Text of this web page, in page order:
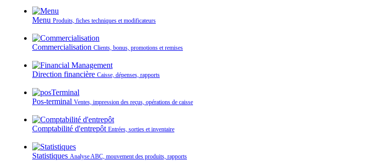
Menu Produits, fiches techniques et modificateurs
Commercialisation Clients, bonus, promotions et remises
Direction financière Caisse, dépenses, rapports
Pos-terminal Ventes, impression des reçus, opérations de caisse
Comptabilité d'entrepôt Entrées, sorties et inventaire
Statistiques Analyse ABC, mouvement des produits, rapports